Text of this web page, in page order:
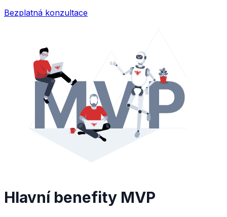
Bezplatná konzultace
Hlavní benefity MVP